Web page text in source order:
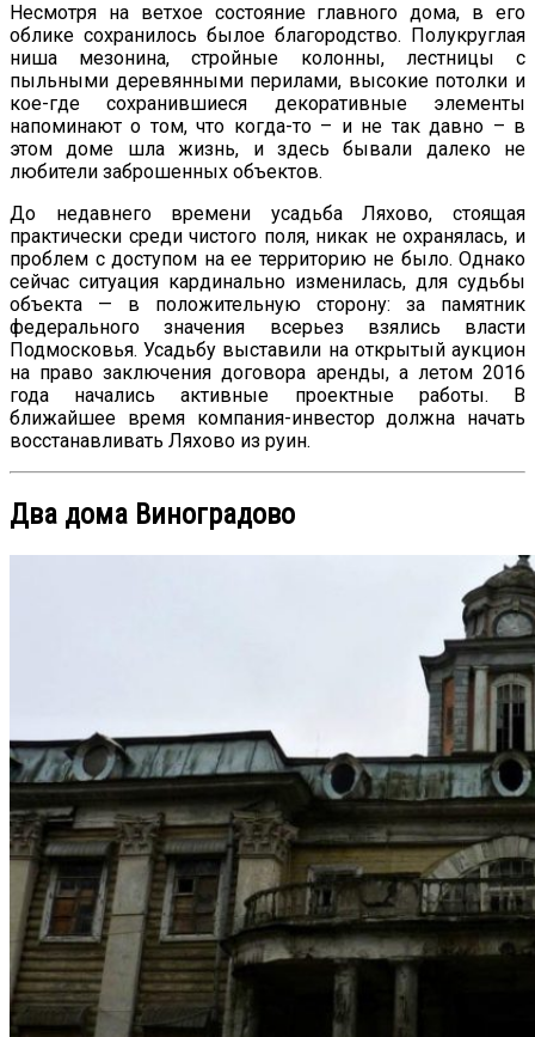
Несмотря на ветхое состояние главного дома, в его
облике сохранилось былое благородство. Полукруглая
ниша мезонина, стройные колонны, лестницы с
пыльными деревянными перилами, высокие потолки и
кое-где сохранившиеся декоративные элементы
напоминают о том, что когда-то – и не так давно – в
этом доме шла жизнь, и здесь бывали далеко не
любители заброшенных объектов.
До недавнего времени усадьба Ляхово, стоящая
практически среди чистого поля, никак не охранялась, и
проблем с доступом на ее территорию не было. Однако
сейчас ситуация кардинально изменилась, для судьбы
объекта — в положительную сторону: за памятник
федерального значения всерьез взялись власти
Подмосковья. Усадьбу выставили на открытый аукцион
на право заключения договора аренды, а летом 2016
года начались активные проектные работы. В
ближайшее время компания-инвестор должна начать
восстанавливать Ляхово из руин.
Два дома Виноградово